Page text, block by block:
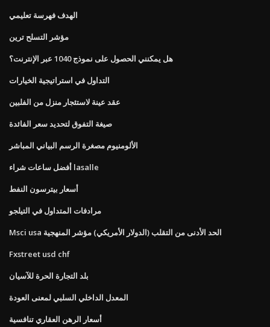
الهدف فهرسة تعليمي
مؤشر التسلح ترين
هل يمكنني الحصول على نموذج 1040 عبر الإنترنت؟
التداول في استراتيجية الخيارات
عقد عينة لاستئجار منزل من الفلبين
صيغة التفوق لتحديد سعر الفائدة
الألومنيوم مصغرة الرسم البياني المباشر
أفضل ساعات شراء lasalle
أسعار بيترسون النفط
مرادفات المتداول في التيلجو
Msci usa الحد الأدنى من التقلب (الدولار الأمريكي) مؤشر المنهجية
Fxstreet usd chf
بلد التجارة الحرة للآسيان
المعدل الداخلي السلبي لمعنى العودة
أسعار الرهن العقاري تنافسية